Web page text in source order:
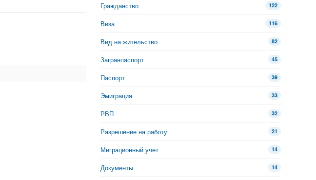
Гражданство 122
Виза 116
Вид на жительство 82
Загранпаспорт 45
Паспорт 39
Эмиграция 33
РВП 32
Разрешение на работу 21
Миграционный учет 14
Документы 14